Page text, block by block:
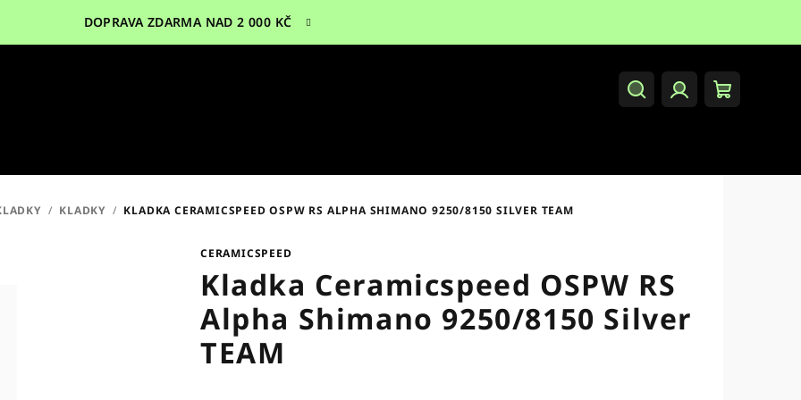
DOPRAVA ZDARMA NAD 2 000 KČ
HledatPřihlášeníNákupní
/ KLADKY / KLADKA CERAMICSPEED OSPW RS ALPHA SHIMANO 9250/8150 SILVER TEAM
CERAMICSPEED
Kladka Ceramicspeed OSPW RS
Alpha Shimano 9250/8150 Silver
TEAM